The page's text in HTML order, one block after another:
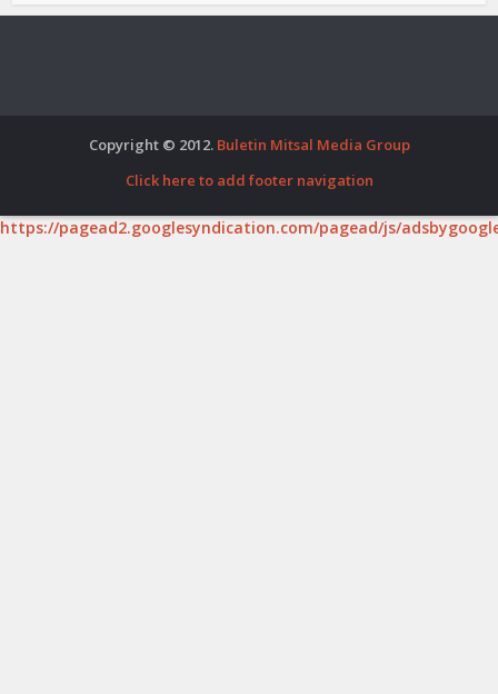
Copyright © 2012. Buletin Mitsal Media Group
Click here to add footer navigation
https://pagead2.googlesyndication.com/pagead/js/